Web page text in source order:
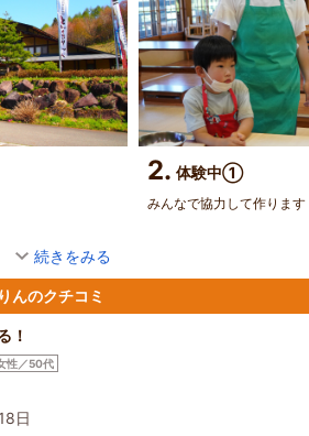
2. 体験中①
みんなで協力して作ります
続きをみる
んのクチコミ
！
性／50代
日